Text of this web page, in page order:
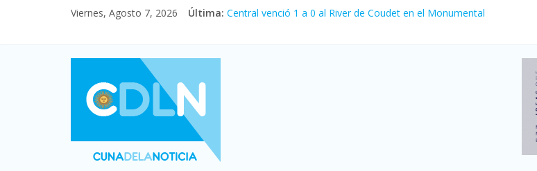
Viernes, Agosto 7, 2026 Última: Central venció 1 a 0 al River de Coudet en el Monumental
Vacaciones de invierno con más movimiento y consumo turístico:
Fuerte caída de la venta de autos usados en julio: bajó un 12,6%